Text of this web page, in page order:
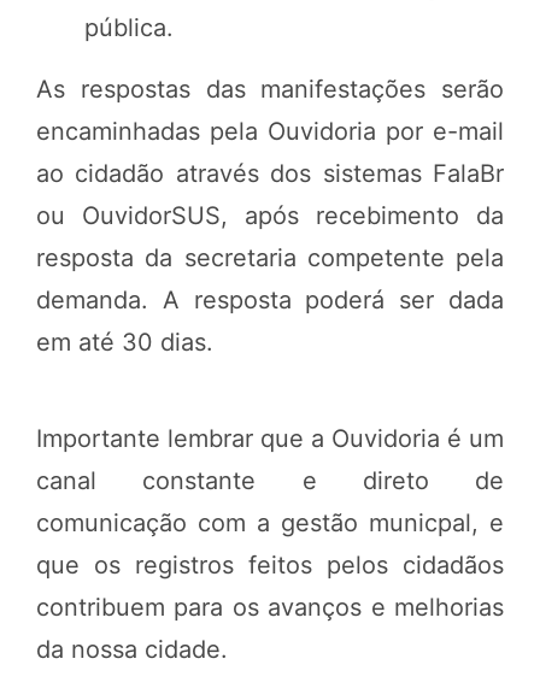
pública.
As respostas das manifestações serão
encaminhadas pela Ouvidoria por e-mail
ao cidadão através dos sistemas FalaBr
ou OuvidorSUS, após recebimento da
resposta da secretaria competente pela
demanda. A resposta poderá ser dada
em até 30 dias.
Importante lembrar que a Ouvidoria é um
canal constante e direto de
comunicação com a gestão municpal, e
que os registros feitos pelos cidadãos
contribuem para os avanços e melhorias
da nossa cidade.